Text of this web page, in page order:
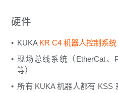
硬件
KUKA KR C4 机器人控制系统
现场总线系统（EtherCat、
等）
所有 KUKA 机器人都有 KSS